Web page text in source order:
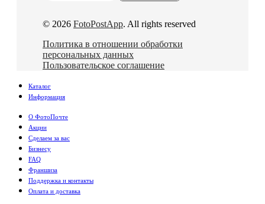
© 2026 FotoPostApp. All rights reserved
Политика в отношении обработки
персональных данных
Пользовательское соглашение
Каталог
Информация
О ФотоПочте
Акции
Сделаем за вас
Бизнесу
FAQ
Франшиза
Поддержка и контакты
Оплата и доставка